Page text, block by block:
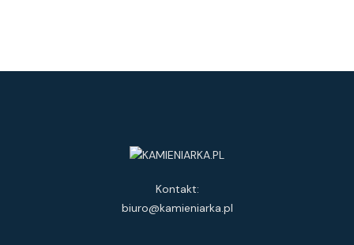
Kontakt:
biuro@kamieniarka.pl